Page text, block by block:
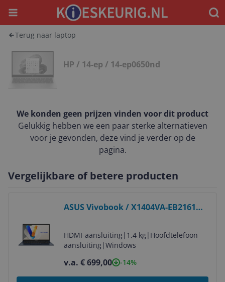
Menu
Terug naar laptop
HP / 14-ep / 14-ep0650nd
We konden geen prijzen vinden voor dit product
Gelukkig hebben we een paar sterke alternatieven
voor je gevonden, deze vind je verder op de
pagina.
Vergelijkbare of betere producten
ASUS Vivobook / X1404VA-EB2161W
HDMI-aansluiting| 1,4 kg| Hoofdtelefoon
aansluiting|Windows
v.a. € 699,00 -14%